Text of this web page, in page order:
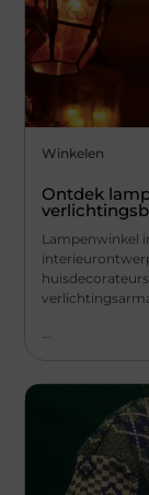
Winkelen
Ontdek
Lampenwinkel